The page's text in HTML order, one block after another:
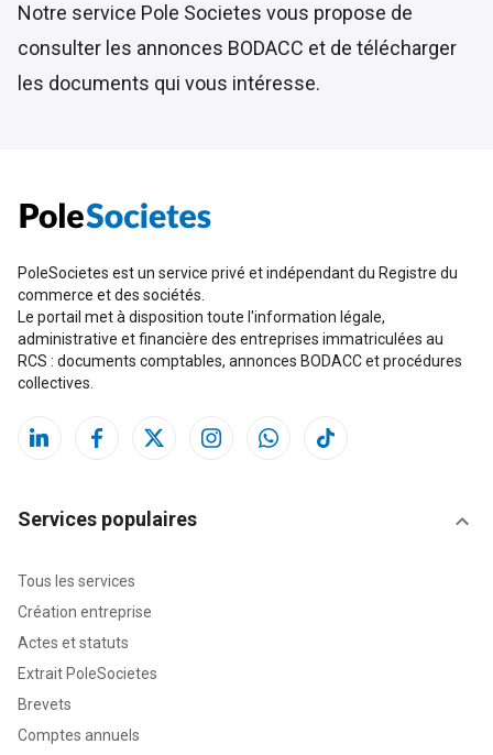
Notre service Pole Societes vous propose de
consulter les annonces BODACC et de télécharger
les documents qui vous intéresse.
PoleSocietes est un service privé et indépendant du Registre du
commerce et des sociétés.
Le portail met à disposition toute l'information légale,
administrative et financière des entreprises immatriculées au
RCS : documents comptables, annonces BODACC et procédures
collectives.
Services populaires
Tous les services
Création entreprise
Actes et statuts
Extrait PoleSocietes
Brevets
Comptes annuels